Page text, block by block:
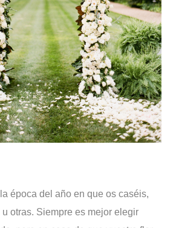
época del año en que os caséis,
otras. Siempre es mejor elegir